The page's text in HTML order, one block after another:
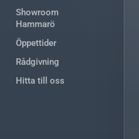
Showroom
Hammarö
Öppettider
Rådgivning
Hitta till oss